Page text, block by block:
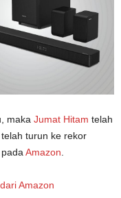
maka Jumat Hitam telah
turun ke rekor
Amazon
Amazon